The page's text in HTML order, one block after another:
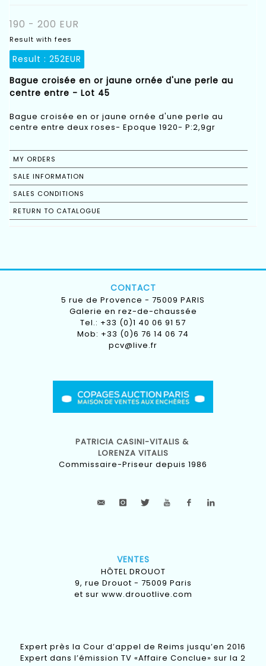
190 - 200 EUR
Result with fees
Result : 252EUR
Bague croisée en or jaune ornée d'une perle au
centre entre - Lot 45
Bague croisée en or jaune ornée d'une perle au
centre entre deux roses- Epoque 1920- P:2,9gr
MY ORDERS
SALE INFORMATION
SALES CONDITIONS
RETURN TO CATALOGUE
CONTACT
5 rue de Provence - 75009 PARIS
Galerie en rez-de-chaussée
Tel.: +33 (0)1 40 06 91 57
Mob: +33 (0)6 76 14 06 74
pcv@live.fr
PATRICIA CASINI-VITALIS &
LORENZA VITALIS
Commissaire-Priseur depuis 1986
VENTES
HÔTEL DROUOT
9, rue Drouot - 75009 Paris
et sur www.drouotlive.com
Expert près la Cour d’appel de Reims jusqu’en 2016
Expert dans l’émission TV «Affaire Conclue» sur la 2